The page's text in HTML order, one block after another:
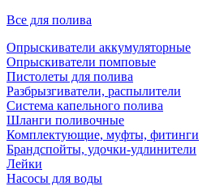
Все для полива
Опрыскиватели аккумуляторные
Опрыскиватели помповые
Пистолеты для полива
Разбрызгиватели, распылители
Система капельного полива
Шланги поливочные
Комплектующие, муфты, фитинги
Брандспойты, удочки-удлинители
Лейки
Насосы для воды